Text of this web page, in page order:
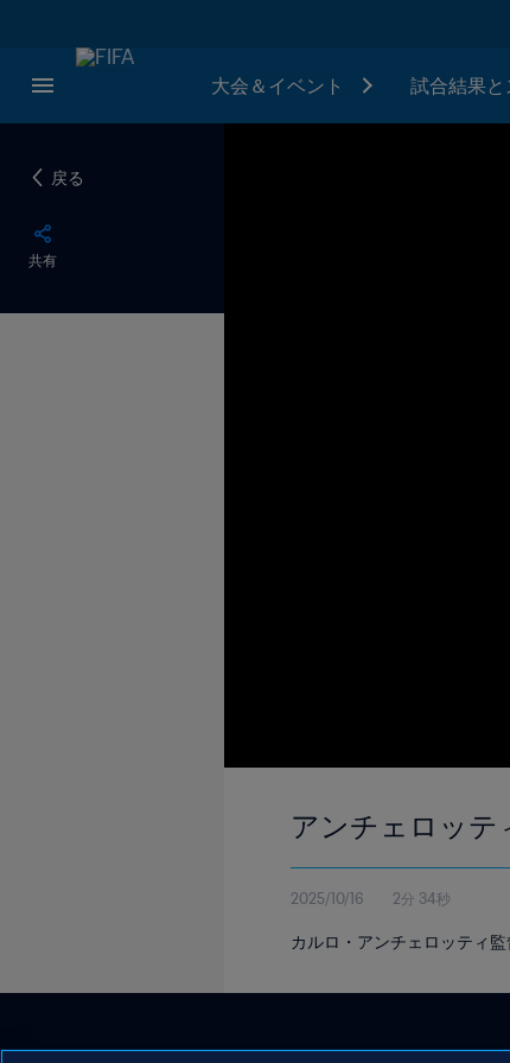
大会＆イベント 試合結果と
戻る
共有
アンチェロッテ
2025/10/16 2分 34秒
カルロ・アンチェロッティ